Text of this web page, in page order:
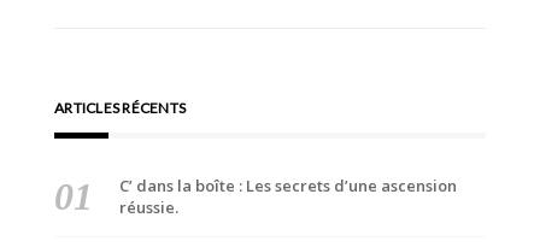
ARTICLES RÉCENTS
C’ dans la boîte : Les secrets d’une ascension
réussie.